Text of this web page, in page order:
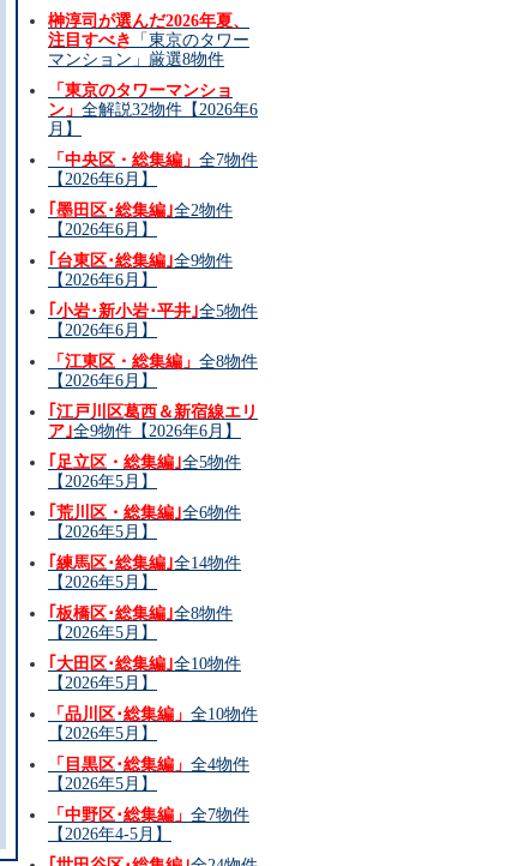
榊淳司が選んだ2026年夏、
注目すべき
「東京のタワー
マンション」厳選8物件
「東京のタワーマンショ
ン」 全解説32物件【2026年6
月】
「中央区・総集編」 全7物件
【2026年6月】
｢墨田区･総集編｣全2物件
【2026年6月】
｢台東区･総集編｣全9物件
【2026年6月】
｢小岩･新小岩･平井｣全5物件
【2026年6月】
「江東区・総集編」 全8物件
【2026年6月】
｢江戸川区葛西＆新宿線エリ
ア｣全9物件【2026年6月】
｢足立区・総集編｣全5物件
【2026年5月】
｢荒川区・総集編｣全6物件
【2026年5月】
｢練馬区･総集編｣全14物件
【2026年5月】
｢板橋区･総集編｣全8物件
【2026年5月】
｢大田区･総集編｣全10物件
【2026年5月】
「品川区･総集編」 全10物件
【2026年5月】
「目黒区･総集編」 全4物件
【2026年5月】
「中野区･総集編」 全7物件
【2026年4-5月】